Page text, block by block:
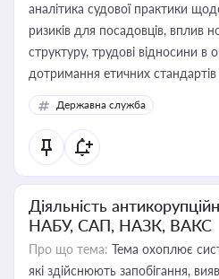
аналітика судової практики
ризиків для посадовців, вплив
структуру, трудові відносини в
дотримання етичних стандартів
Державна служба
Діяльність
НАБУ, САП, НАЗК, ВАКС
Про що тема: Тема охоплює
які здійснюють запобігання,